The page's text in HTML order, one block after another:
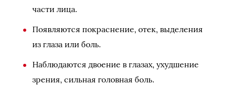
части лица.
Появляются покраснение, отек, выделения
из глаза или боль.
Наблюдаются двоение в глазах, ухудшение
зрения, сильная головная боль.